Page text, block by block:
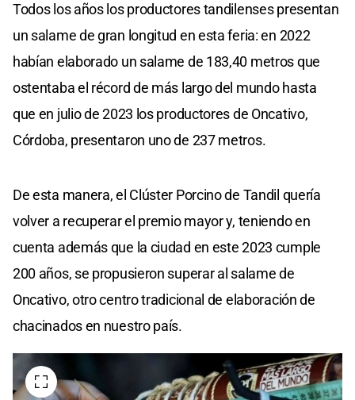
Todos los años los productores tandilenses presentan
un salame de gran longitud en esta feria: en 2022
habían elaborado un salame de 183,40 metros que
ostentaba el récord de más largo del mundo hasta
que en julio de 2023 los productores de Oncativo,
Córdoba, presentaron uno de 237 metros.
De esta manera, el Clúster Porcino de Tandil quería
volver a recuperar el premio mayor y, teniendo en
cuenta además que la ciudad en este 2023 cumple
200 años, se propusieron superar al salame de
Oncativo, otro centro tradicional de elaboración de
chacinados en nuestro país.